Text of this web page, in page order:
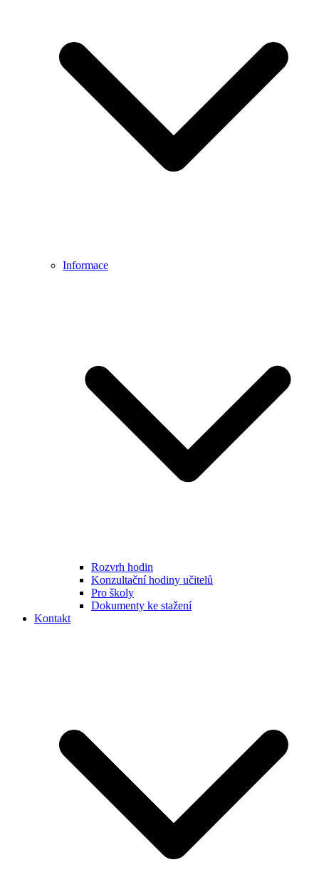
Informace
Rozvrh hodin
Konzultační hodiny učitelů
Pro školy
Dokumenty ke stažení
Kontakt